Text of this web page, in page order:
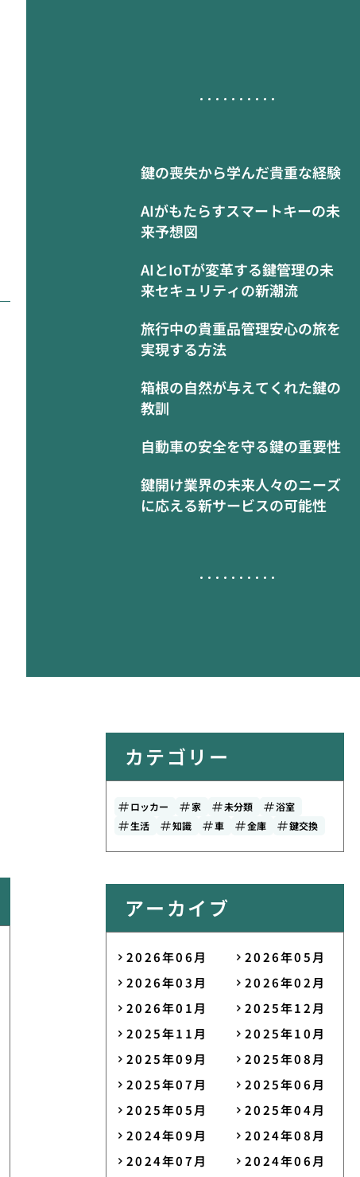
鍵の喪失から学んだ貴重な経験
AIがもたらすスマートキーの未
来予想図
AIとIoTが変革する鍵管理の未
来セキュリティの新潮流
旅行中の貴重品管理安心の旅を
実現する方法
箱根の自然が与えてくれた鍵の
教訓
自動車の安全を守る鍵の重要性
鍵開け業界の未来人々のニーズ
に応える新サービスの可能性
カテゴリー
ロッカー 家 未分類
浴室
生活
知識 車 金庫 鍵交換
アーカイブ
2026年06月
2026年05月
2026年03月
2026年02月
2026年01月
2025年12月
2025年11月
2025年10月
2025年09月
2025年08月
2025年07月
2025年06月
2025年05月
2025年04月
2024年09月
2024年08月
2024年07月
2024年06月